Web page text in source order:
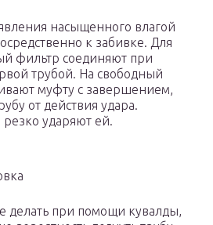
насыщенного влагой
к забивке. Для
фильтр соединяют при
трубой. На свободный
муфту с завершением,
от действия удара.
ударяют ей.
делать при помощи кувалды,